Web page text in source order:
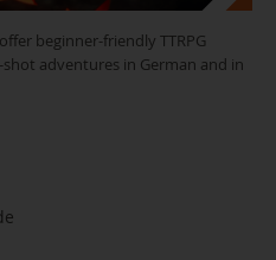
beginner-friendly TTRPG
adventures in German and in